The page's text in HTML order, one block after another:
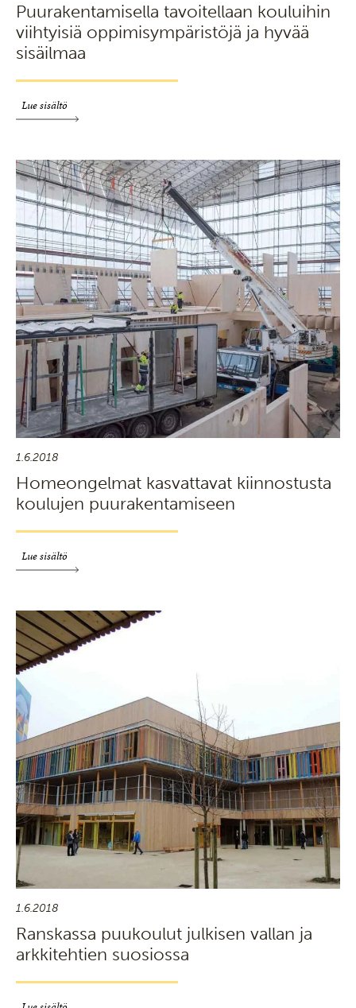
Puurakentamisella tavoitellaan kouluihin
viihtyisiä oppimisympäristöjä ja hyvää
sisäilmaa
Lue sisältö
1.6.2018
Homeongelmat kasvattavat kiinnostusta
koulujen puurakentamiseen
Lue sisältö
1.6.2018
Ranskassa puukoulut julkisen vallan ja
arkkitehtien suosiossa